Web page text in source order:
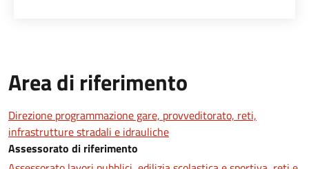
Area di riferimento
Direzione programmazione gare, provveditorato, reti,
infrastrutture stradali e idrauliche
Assessorato di riferimento